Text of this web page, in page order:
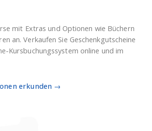
mit Extras und Optionen wie Büchern
an. Verkaufen Sie Geschenkgutscheine
Kursbuchungssystem online und im
erkunden →